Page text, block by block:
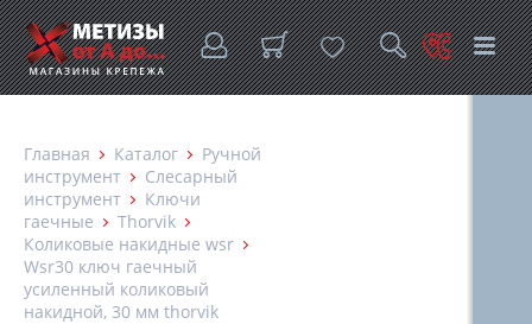
Главная Каталог
Ручной
инструмент
Слесарный
инструмент
Ключи
гаечные
Thorvik
Коликовые накидные wsr
Wsr30 ключ гаечный
усиленный коликовый
накидной, 30 мм thorvik